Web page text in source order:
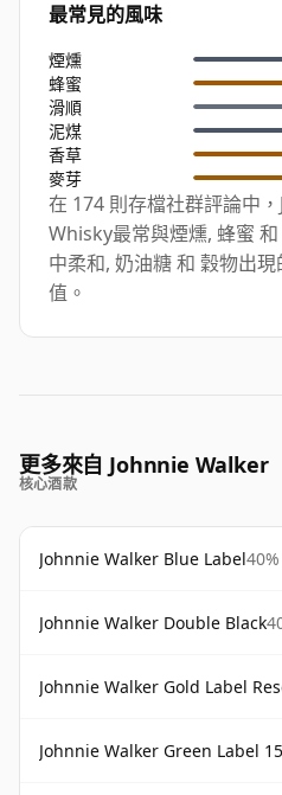
最常見的風味
煙燻
蜂蜜
滑順
泥煤
香草
麥芽
在 174 則存檔社群評論中
Whisky最常與煙燻, 蜂蜜
中柔和, 奶油糖 和 穀物出
值。
更多來自 Johnnie Walker
核心酒款
Johnnie Walker Blue Label40%
Johnnie Walker Double Black
Johnnie Walker Gold Label
Johnnie Walker Green Label